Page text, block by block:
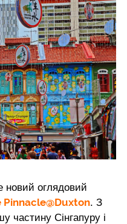
новий оглядовий
Pinnacle@Duxton. З
частину Сінгапуру і